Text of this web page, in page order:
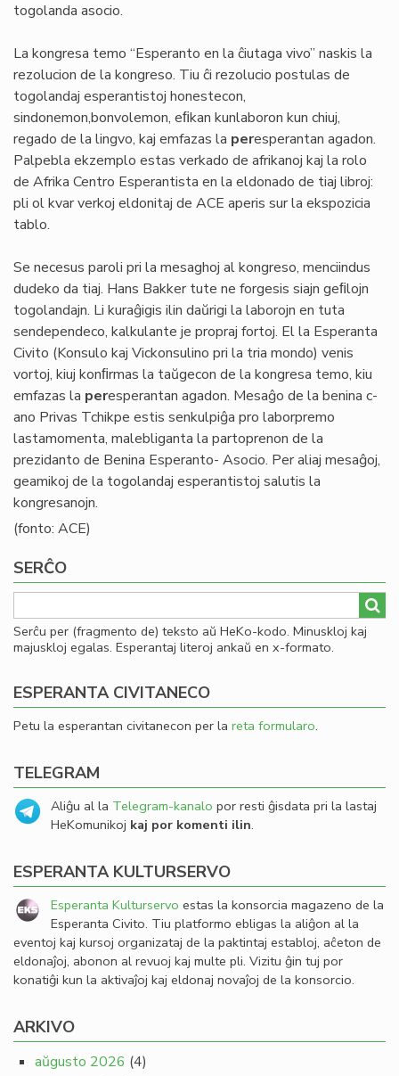
togolanda asocio.
La kongresa temo “Esperanto en la ĉiutaga vivo” naskis la
rezolucion de la kongreso. Tiu ĉi rezolucio postulas de
togolandaj esperantistoj honestecon,
sindonemon,bonvolemon, eﬁkan kunlaboron kun chiuj,
regado de la lingvo, kaj emfazas la peresperantan agadon.
Palpebla ekzemplo estas verkado de afrikanoj kaj la rolo
de Afrika Centro Esperantista en la eldonado de tiaj libroj:
pli ol kvar verkoj eldonitaj de ACE aperis sur la ekspozicia
tablo.
Se necesus paroli pri la mesaghoj al kongreso, menciindus
dudeko da tiaj. Hans Bakker tute ne forgesis siajn geﬁlojn
togolandajn. Li kuraĝigis ilin daŭrigi la laborojn en tuta
sendependeco, kalkulante je propraj fortoj. El la Esperanta
Civito (Konsulo kaj Vickonsulino pri la tria mondo) venis
vortoj, kiuj konﬁrmas la taŭgecon de la kongresa temo, kiu
emfazas la peresperantan agadon. Mesaĝo de la benina c-
ano Privas Tchikpe estis senkulpiĝa pro laborpremo
lastamomenta, malebliganta la partoprenon de la
prezidanto de Benina Esperanto- Asocio. Per aliaj mesaĝoj,
geamikoj de la togolandaj esperantistoj salutis la
kongresanojn.
(fonto: ACE)
SERĈO
Serĉu per (fragmento de) teksto aŭ HeKo-kodo. Minuskloj kaj
majuskloj egalas. Esperantaj literoj ankaŭ en x-formato.
ESPERANTA CIVITANECO
Petu la esperantan civitanecon per la reta formularo.
TELEGRAM
Aliĝu al la Telegram-kanalo por resti ĝisdata pri la lastaj
HeKomunikoj kaj por komenti ilin.
ESPERANTA KULTURSERVO
Esperanta Kulturservo estas la konsorcia magazeno de la
Esperanta Civito. Tiu platformo ebligas la aliĝon al la
eventoj kaj kursoj organizataj de la paktintaj establoj, aĉeton de
eldonaĵoj, abonon al revuoj kaj multe pli. Vizitu ĝin tuj por
konatiĝi kun la aktivaĵoj kaj eldonaj novaĵoj de la konsorcio.
ARKIVO
aŭgusto 2026 (4)